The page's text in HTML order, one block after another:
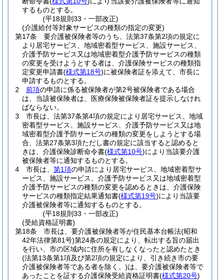
するものとする。
(平18規則33・一部改正)
(介護給付等対象サービスの種類の指定の変更)
第17条
要介護被保険者等のうち、法第37条第2項の規定に
より居宅サービス、地域密着型サービス、施設サービス、
介護予防サービス又は地域密着型介護予防サービスの種類
の変更を受けようとする者は、介護保険サービスの種類指
定変更申請書(様式第18号)に被保険者証を添えて、市長に
申請するものとする。
2
前項の申請に係る被保険者が第2号被保険者である場合
は、当該被保険者は、医療保険被保険者証を提示しなけれ
ばならない。
3
市長は、法第37条第4項の規定により居宅サービス、地域
密着型サービス、施設サービス、介護予防サービス又は地
域密着型介護予防サービスの種類の変更をしようとする場
合、法第27条第3項ただし書の規定に該当すると認めると
きは、介護保険診断命令書(様式第10号)により当該要介護
被保険者等に通知するものとする。
4
市長は、 第1項の申請により居宅サービス、地域密着型サ
ービス、施設サービス、介護予防サービス又は地域密着型
介護予防サービスの種類の変更を認めるときは、介護保険
サービスの種類指定結果通知書(様式第19号)により当該要
介護被保険者等に通知するものとする。
(平18規則33・一部改正)
(受給資格証明書)
第18条
市長は、要介護被保険者等が住民基本台帳法(昭和
42年法律第81号)第24条の規定により、転出する旨の届出
を行い、市の区域内に住所を有しなくなったと認めたとき
(法第13条第1項及び第2項の規定により、引き続き市の要
介護被保険者等である者を除く。)は、要介護被保険者等で
あったことを証する介護保険受給資格証明書(様式第20号)